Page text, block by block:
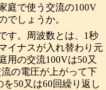
庭で使う交流の100V
でしょうか。
す。周波数とは、1秒
イナスが入れ替わり元
用の交流100Vは50又
の電圧が上がって下
50又は60回繰り返し